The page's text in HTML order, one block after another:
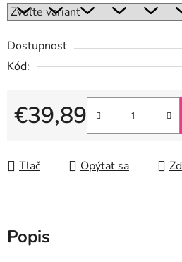
Dostupnosť
Kód:
€39,89
Jednotková cena:
Tlač Opýtať sa
Popis